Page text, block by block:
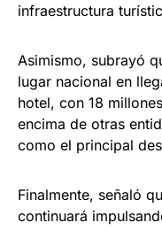
infraestructura
Asimismo, subrayó
lugar nacional en
hotel, con 18
encima de otras
como el principal
Finalmente, señaló
continuará